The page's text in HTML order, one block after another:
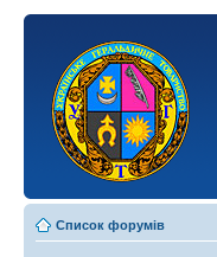
Список форумів